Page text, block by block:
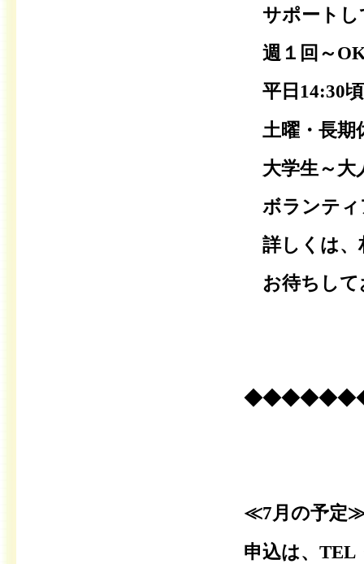
サポートし
週１回～
平日14:30
土曜・長期
大学生～大
ボランティ
詳しくは、
お待ちして
≪7月の予定
申込は、TEL